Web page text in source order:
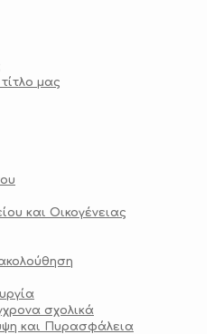
μας
και Οικογένειας
σχολικά
και Πυρασφάλεια